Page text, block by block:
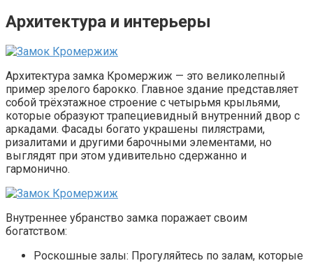
Архитектура и интерьеры
Архитектура замка Кромержиж — это великолепный
пример зрелого барокко. Главное здание представляет
собой трёхэтажное строение с четырьмя крыльями,
которые образуют трапециевидный внутренний двор с
аркадами. Фасады богато украшены пилястрами,
ризалитами и другими барочными элементами, но
выглядят при этом удивительно сдержанно и
гармонично.
Внутреннее убранство замка поражает своим
богатством:
Роскошные залы: Прогуляйтесь по залам, которые